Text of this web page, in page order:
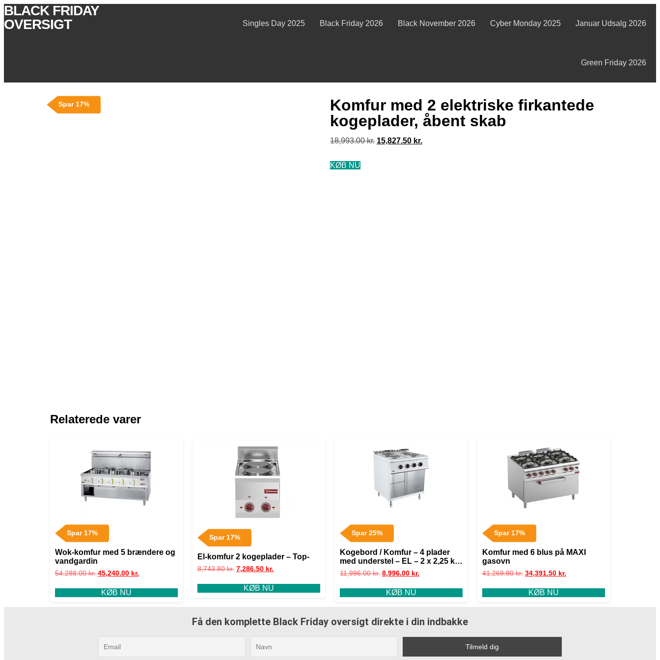
BLACK FRIDAY
OVERSIGT
Singles Day 2025 Black Friday 2026 Black November 2026 Cyber Monday 2025 Januar Udsalg 2026
Green Friday 2026
Spar 17%
Komfur med 2 elektriske firkantede
kogeplader, åbent skab
18,993.00kr. 15,827.50 kr.
KØB NU
Relaterede varer
Spar 17%
Wok-komfur med 5 brændere og
vandgardin
54,288.00kr. 45,240.00 kr.
KØB NU
Spar 17%
El-komfur 2 kogeplader – Top-
8,743.80kr. 7,286.50 kr.
KØB NU
Spar 25%
Kogebord / Komfur – 4 plader
med understel – EL – 2 x 2,25 kW
og 2 x 1,85 kW
11,996.00kr. 8,996.00 kr.
KØB NU
Spar 17%
Komfur med 6 blus på MAXI
gasovn
41,269.80kr. 34,391.50 kr.
KØB NU
Få den komplette Black Friday oversigt direkte i din indbakke